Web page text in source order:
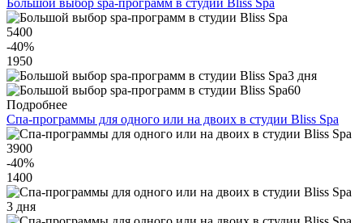
Большой выбор spa-программ в студии Bliss Spa
5400
-40%
1950
3 дня
60
Подробнее
Спа-программы для одного или на двоих в студии Bliss Spa
3900
-40%
1400
3 дня